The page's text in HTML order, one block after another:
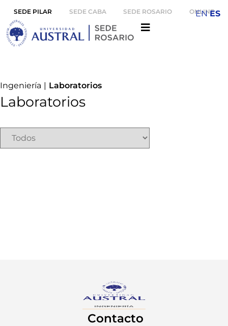
SEDE PILAR SEDE CABA SEDE ROSARIO ONLINE
Ingeniería | Laboratorios
Laboratorios
Contacto
EN ES